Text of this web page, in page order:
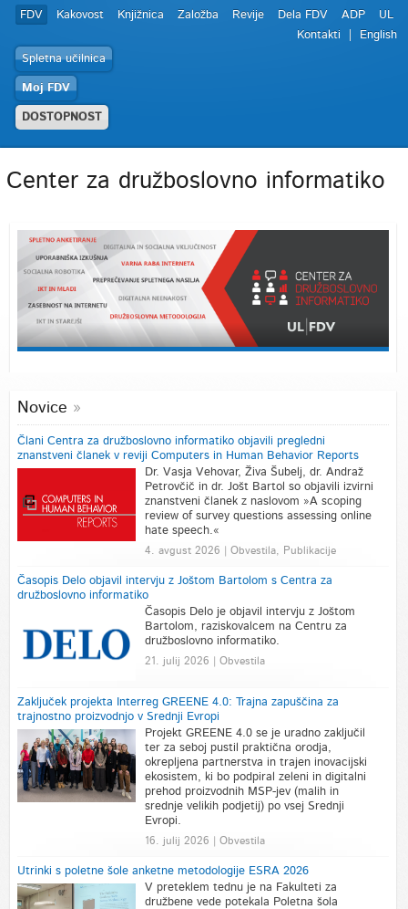
FDV Kakovost Knjižnica Založba Revije Dela FDV ADP
UL
Kontakti
English
Spletna učilnica
Moj FDV
DOSTOPNOST
Center za družboslovno informatiko
Novice
Člani Centra za družboslovno informatiko objavili pregledni
znanstveni članek v reviji Computers in Human Behavior Reports
Dr. Vasja Vehovar, Živa Šubelj, dr. Andraž
Petrovčič in dr. Jošt Bartol so objavili izvirni
znanstveni članek z naslovom »A scoping
review of survey questions assessing online
hate speech.«
4. avgust 2026 | Obvestila, Publikacije
Časopis Delo objavil intervju z Joštom Bartolom s Centra za
družboslovno informatiko
Časopis Delo je objavil intervju z Joštom
Bartolom, raziskovalcem na Centru za
družboslovno informatiko.
21. julij 2026 | Obvestila
Zaključek projekta Interreg GREENE 4.0: Trajna zapuščina za
trajnostno proizvodnjo v Srednji Evropi
Projekt GREENE 4.0 se je uradno zaključil
ter za seboj pustil praktična orodja,
okrepljena partnerstva in trajen inovacijski
ekosistem, ki bo podpiral zeleni in digitalni
prehod proizvodnih MSP-jev (malih in
srednje velikih podjetij) po vsej Srednji
Evropi.
16. julij 2026 | Obvestila
Utrinki s poletne šole anketne metodologije ESRA 2026
V preteklem tednu je na Fakulteti za
družbene vede potekala Poletna šola